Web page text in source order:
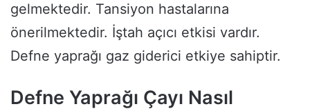
gelmektedir. Tansiyon hastalarına
önerilmektedir. İştah açıcı etkisi vardır.
Defne yaprağı gaz giderici etkiye sahiptir.
Defne Yaprağı Çayı Nasıl